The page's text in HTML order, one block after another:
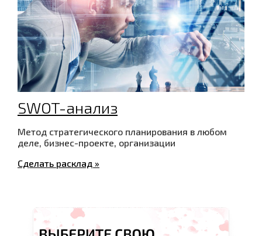
SWOT-анализ
Метод стратегического планирования в любом
деле, бизнес-проекте, организации
Сделать расклад »